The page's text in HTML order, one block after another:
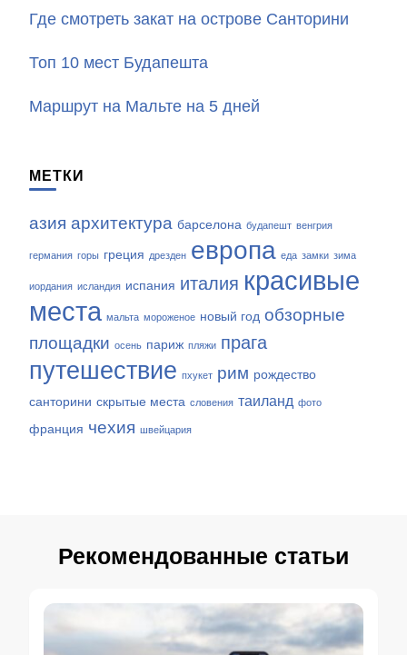
Где смотреть закат на острове Санторини
Топ 10 мест Будапешта
Маршрут на Мальте на 5 дней
МЕТКИ
азия архитектура барселона будапешт венгрия
германия горы греция дрезден европа еда замки зима
иордания исландия испания италия красивые
места мальта мороженое новый год обзорные
площадки осень париж пляжи прага
путешествие пхукет рим рождество
санторини скрытые места словения таиланд фото
франция чехия швейцария
Рекомендованные статьи